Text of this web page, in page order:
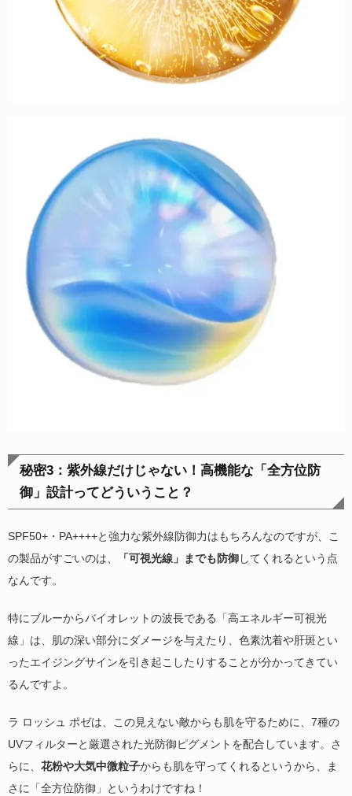
秘密3：紫外線だけじゃない！高機能な「全方位防
御」設計ってどういうこと？
SPF50+・PA++++と強力な紫外線防御力はもちろんなのですが、こ
の製品がすごいのは、
「可視光線」までも防御してくれるという点
なんです。
特にブルーからバイオレットの波長である「高エネルギー可視光
線」は、肌の深い部分にダメージを与えたり、色素沈着や肝斑とい
ったエイジングサインを引き起こしたりすることが分かってきてい
るんですよ。
ラ ロッシュ ポゼは、この見えない敵からも肌を守るために、7種の
UVフィルターと厳選された光防御ピグメントを配合しています。さ
らに、 花粉や大気中微粒子からも肌を守ってくれるというから、ま
さに「全方位防御」というわけですね！